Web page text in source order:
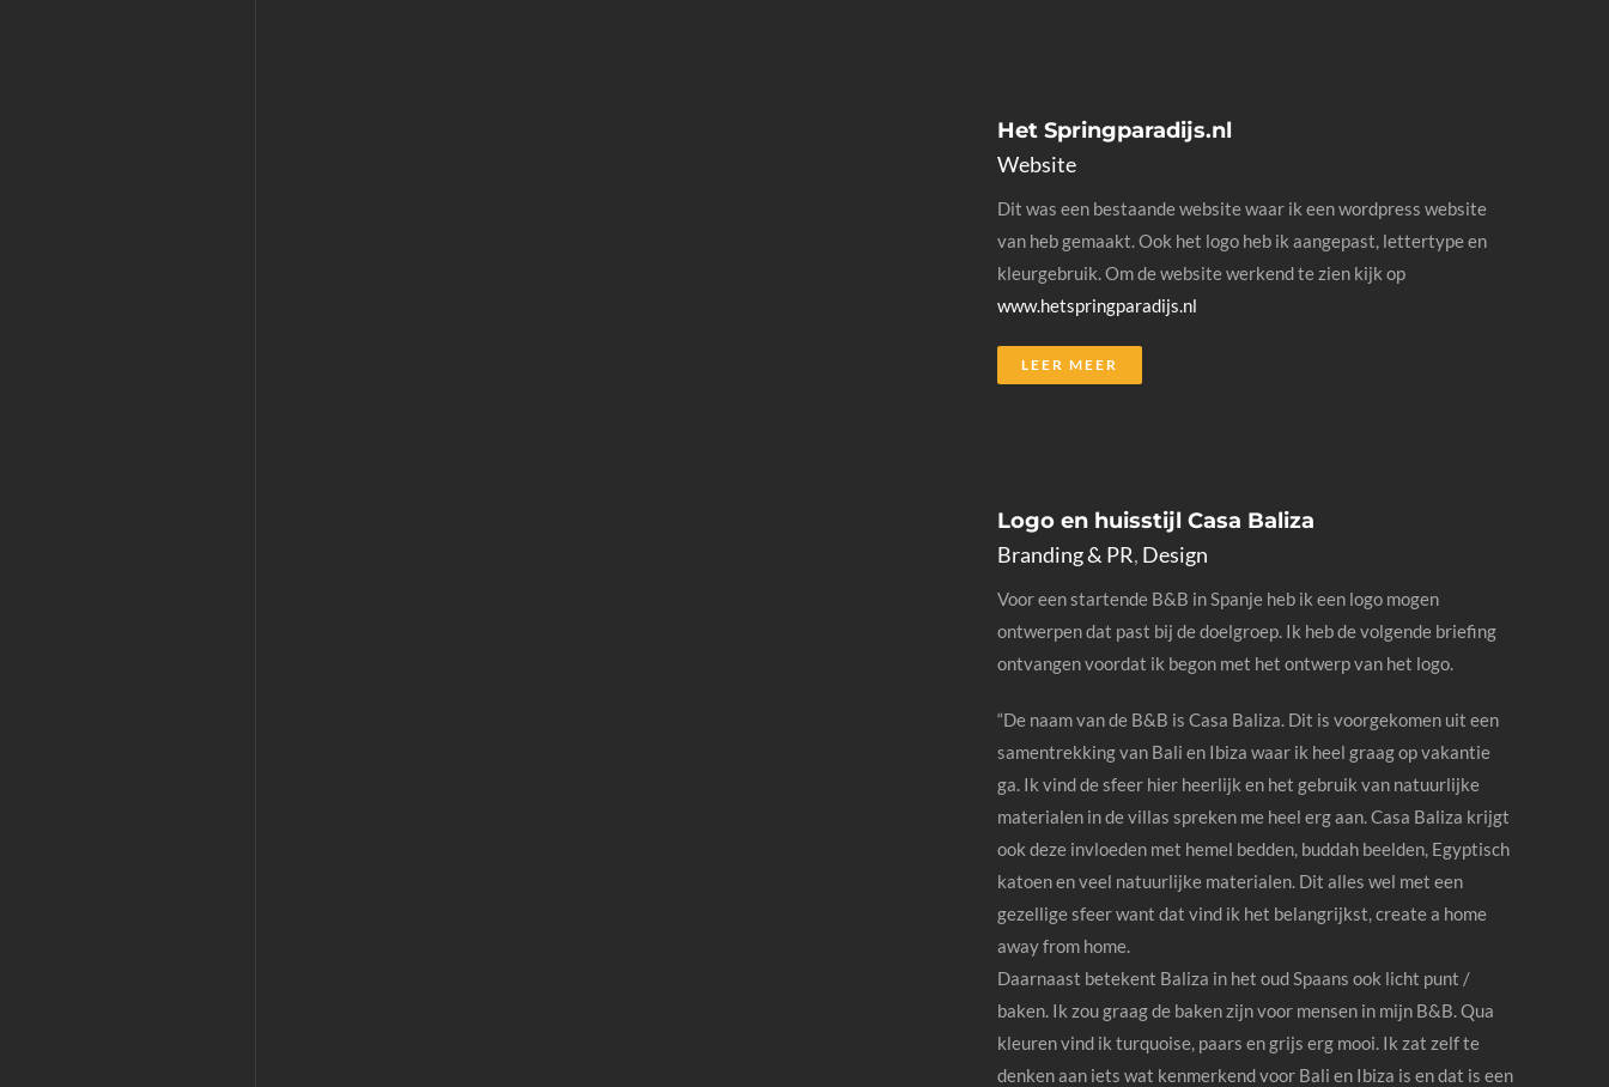
Het Springparadijs.nl
Website
Dit was een bestaande website waar ik een wordpress website
van heb gemaakt. Ook het logo heb ik aangepast, lettertype en
kleurgebruik. Om de website werkend te zien kijk op
www.hetspringparadijs.nl
LEER MEER
Logo en huisstijl Casa Baliza
Branding & PR, Design
Voor een startende B&B in Spanje heb ik een logo mogen
ontwerpen dat past bij de doelgroep. Ik heb de volgende briefing
ontvangen voordat ik begon met het ontwerp van het logo.
“De naam van de B&B is Casa Baliza. Dit is voorgekomen uit een
samentrekking van Bali en Ibiza waar ik heel graag op vakantie
ga. Ik vind de sfeer hier heerlijk en het gebruik van natuurlijke
materialen in de villas spreken me heel erg aan. Casa Baliza krijgt
ook deze invloeden met hemel bedden, buddah beelden, Egyptisch
katoen en veel natuurlijke materialen. Dit alles wel met een
gezellige sfeer want dat vind ik het belangrijkst, create a home
away from home.
Daarnaast betekent Baliza in het oud Spaans ook licht punt /
baken. Ik zou graag de baken zijn voor mensen in mijn B&B. Qua
kleuren vind ik turquoise, paars en grijs erg mooi. Ik zat zelf te
denken aan iets wat kenmerkend voor Bali en Ibiza is en dat is een